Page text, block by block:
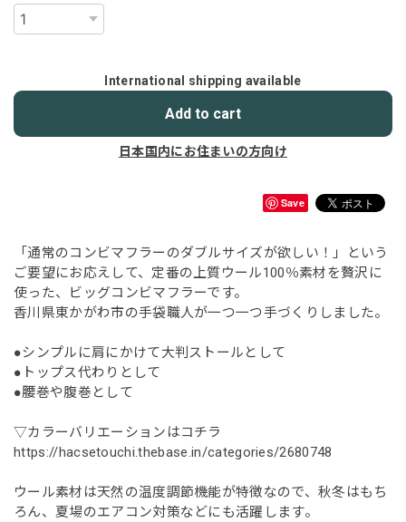
International shipping available
Add to cart
日本国内にお住まいの方向け
Save
「通常のコンビマフラーのダブルサイズが欲しい！」という
ご要望にお応えして、定番の上質ウール100％素材を贅沢に
使った、ビッグコンビマフラーです。
香川県東かがわ市の手袋職人が一つ一つ手づくりしました。
●シンプルに肩にかけて大判ストールとして
●トップス代わりとして
●腰巻や腹巻として
▽カラーバリエーションはコチラ
https://hacsetouchi.thebase.in/categories/2680748
ウール素材は天然の温度調節機能が特徴なので、秋冬はもち
ろん、夏場のエアコン対策などにも活躍します。